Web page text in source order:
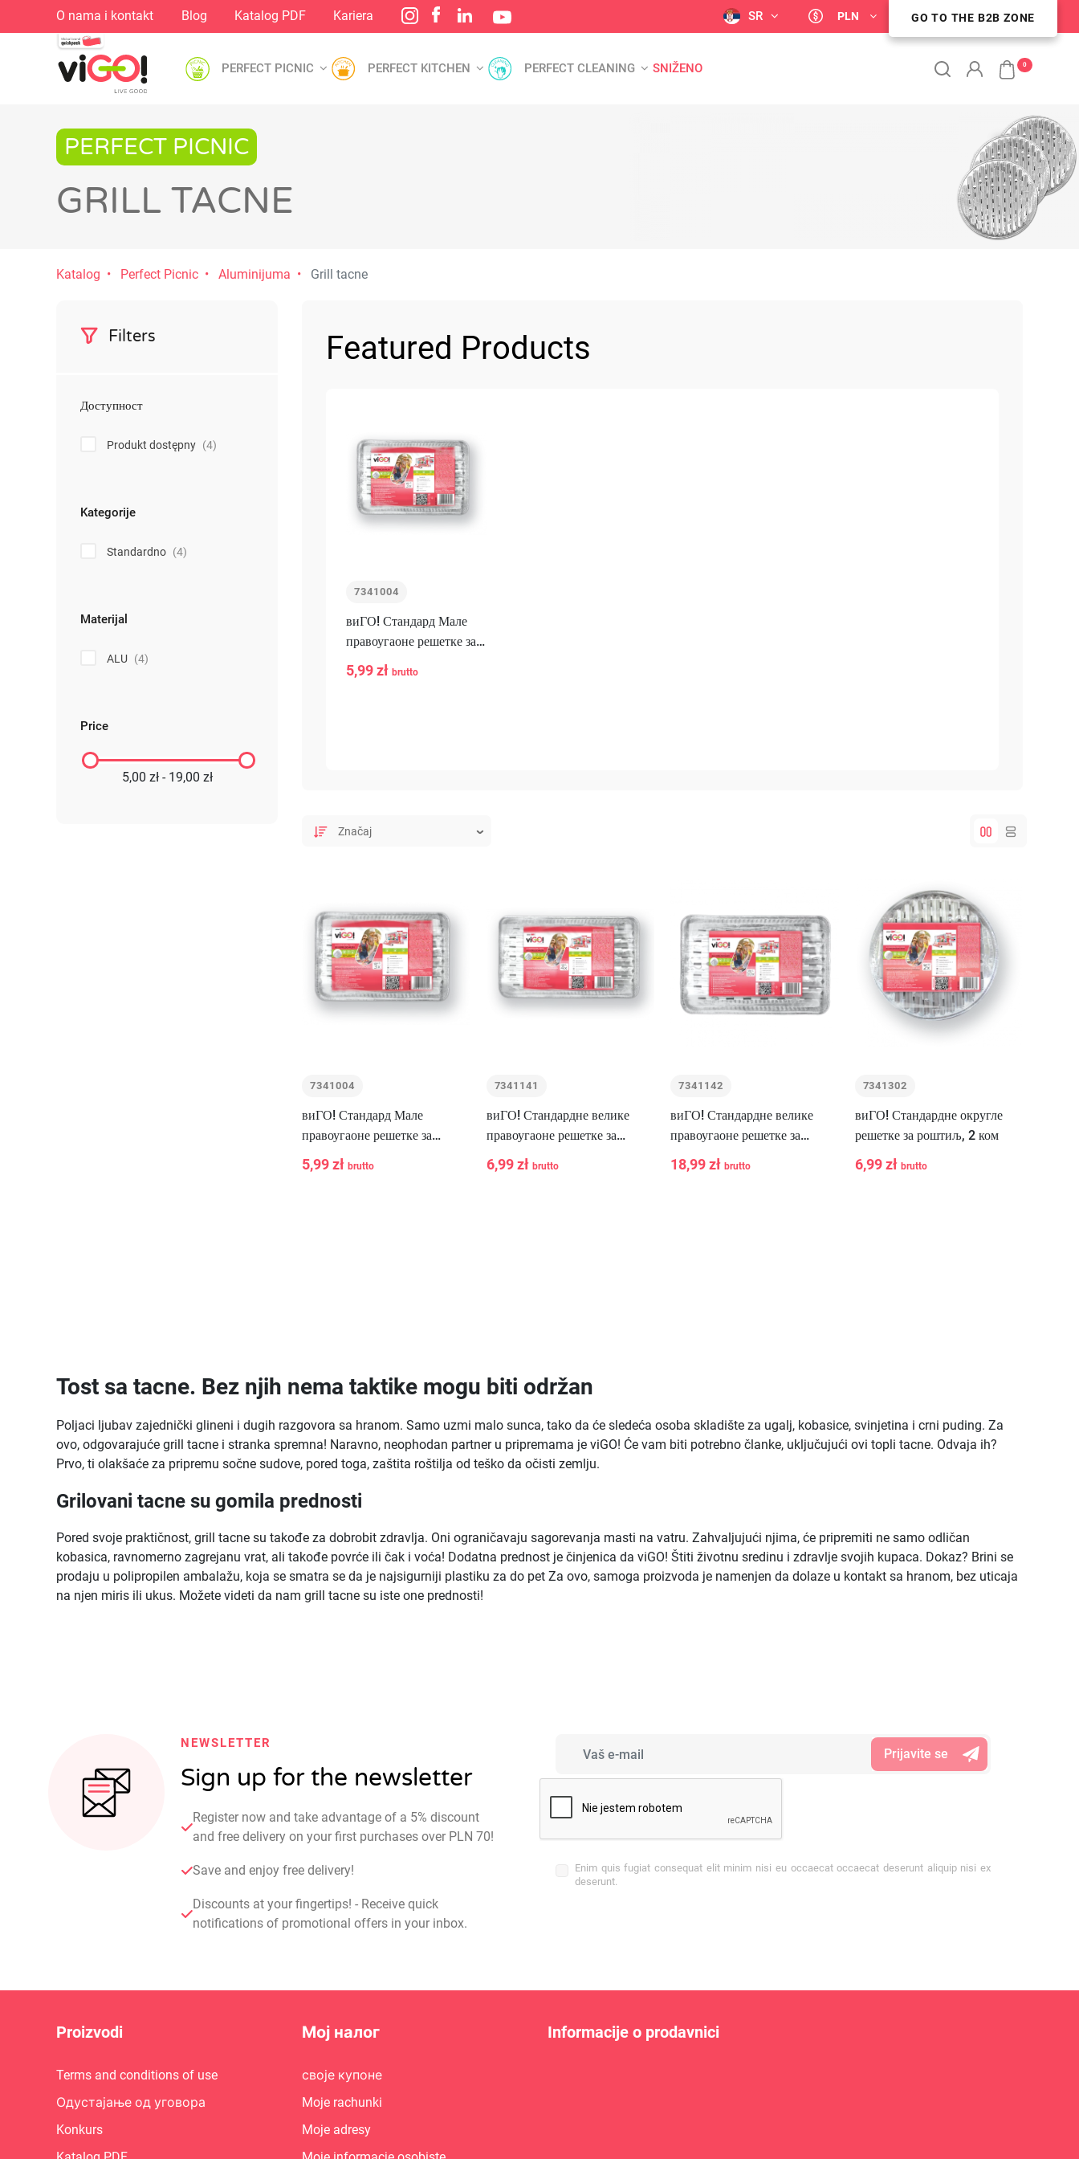
O nama i kontakt Blog Katalog PDF Kariera SR PLN STREFA KLIENTA B2B
GO TO THE B2B ZONE
PERFECT PICNIC PERFECT KITCHEN PERFECT CLEANING SNIŽENO 0
PERFECT PICNIC
GRILL TACNE
Katalog Perfect Picnic Aluminijuma Grill tacne
Filters
Доступност
Produkt dostępny (4)
Kategorije
Standardno (4)
Materijal
ALU (4)
Price
5,00 zł - 19,00 zł
Featured Products
7341004
виГО! Стандард Мале
правоугаоне решетке за
роштиљ, 3 комада
5,99 zł brutto
7341004
виГО! Стандард Мале
правоугаоне решетке за
роштиљ, 3 комада
5,99 zł brutto
7341141
виГО! Стандардне велике
правоугаоне решетке за
роштиљ, 4 комада
6,99 zł brutto
7341142
виГО! Стандардне велике
правоугаоне решетке за
роштиљ, 10 комада
18,99 zł brutto
7341302
виГО! Стандардне округле
решетке за роштиљ, 2 ком
6,99 zł brutto
Tost sa tacne. Bez njih nema taktike mogu biti održan
Poljaci ljubav zajednički glineni i dugih razgovora sa hranom. Samo uzmi malo sunca, tako da će sledeća osoba skladište za ugalj, kobasice, svinjetina i crni puding. Za
ovo, odgovarajuće grill tacne i stranka spremna! Naravno, neophodan partner u pripremama je viGO! Će vam biti potrebno članke, uključujući ovi topli tacne. Odvaja ih?
Prvo, ti olakšaće za pripremu sočne sudove, pored toga, zaštita roštilja od teško da očisti zemlju.
Grilovani tacne su gomila prednosti
Pored svoje praktičnost, grill tacne su takođe za dobrobit zdravlja. Oni ograničavaju sagorevanja masti na vatru. Zahvaljujući njima, će pripremiti ne samo odličan
kobasica, ravnomerno zagrejanu vrat, ali takođe povrće ili čak i voća! Dodatna prednost je činjenica da viGO! Štiti životnu sredinu i zdravlje svojih kupaca. Dokaz? Brini se
prodaju u polipropilen ambalažu, koja se smatra se da je najsigurniji plastiku za do pet Za ovo, samoga proizvoda je namenjen da dolaze u kontakt sa hranom, bez uticaja
na njen miris ili ukus. Možete videti da nam grill tacne su iste one prednosti!
NEWSLETTER
Sign up for the newsletter
Register now and take advantage of a 5% discount
and free delivery on your first purchases over PLN 70!
Save and enjoy free delivery!
Discounts at your fingertips! - Receive quick
notifications of promotional offers in your inbox.
Enim quis fugiat consequat elit minim nisi eu occaecat occaecat deserunt aliquip nisi ex
deserunt.
Proizvodi
Terms and conditions of use
Одустајање од уговора
Konkurs
Мој налог
своје купоне
Moje rachunki
Moje adresy
Informacije o prodavnici